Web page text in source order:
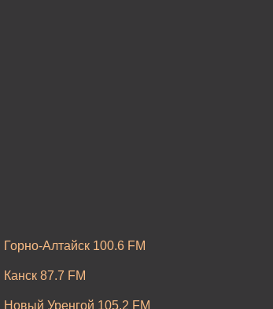
Горно-Алтайск 100.6 FM
Канск 87.7 FM
Новый Уренгой 105.2 FM